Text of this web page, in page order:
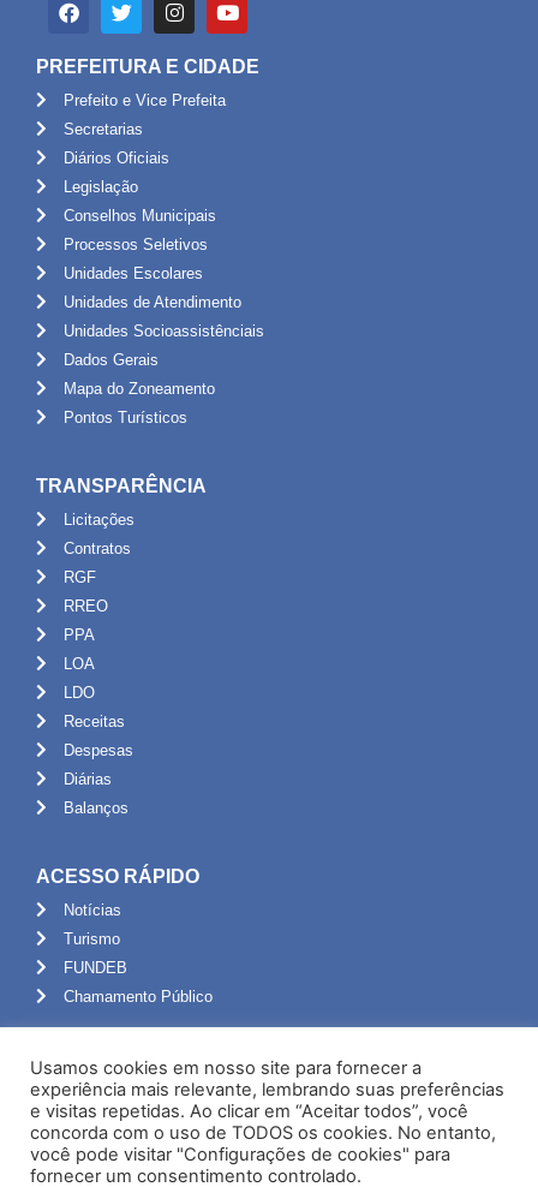
PREFEITURA E CIDADE
Prefeito e Vice Prefeita
Secretarias
Diários Oficiais
Legislação
Conselhos Municipais
Processos Seletivos
Unidades Escolares
Unidades de Atendimento
Unidades Socioassistênciais
Dados Gerais
Mapa do Zoneamento
Pontos Turísticos
TRANSPARÊNCIA
Licitações
Contratos
RGF
RREO
PPA
LOA
LDO
Receitas
Despesas
Diárias
Balanços
ACESSO RÁPIDO
Notícias
Turismo
FUNDEB
Chamamento Público
Portal do Servidor
Webmail
Administração
Usamos cookies em nosso site para fornecer a
experiência mais relevante, lembrando suas preferências
e visitas repetidas. Ao clicar em “Aceitar todos”, você
concorda com o uso de TODOS os cookies. No entanto,
você pode visitar "Configurações de cookies" para
fornecer um consentimento controlado.